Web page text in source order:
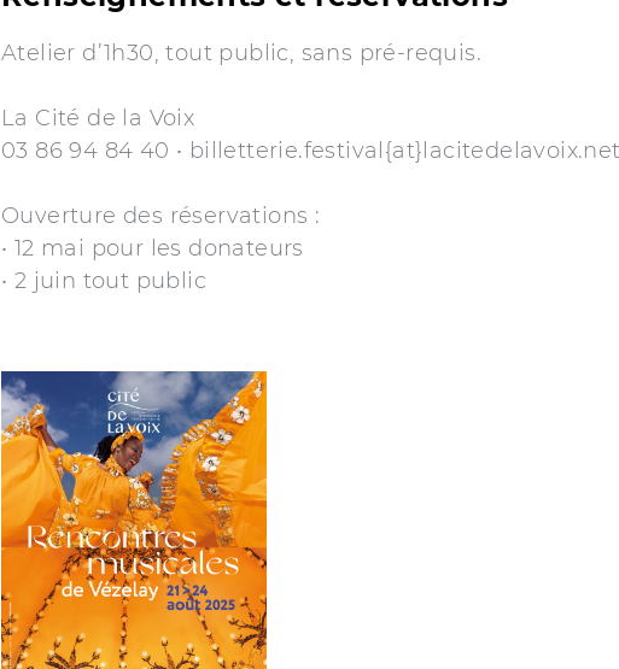
Atelier d’1h30, tout public, sans pré-requis.
La Cité de la Voix
03 86 94 84 40 • billetterie.festival{at}lacitedelavoix.net
Ouverture des réservations :
• 12 mai pour les donateurs
• 2 juin tout public